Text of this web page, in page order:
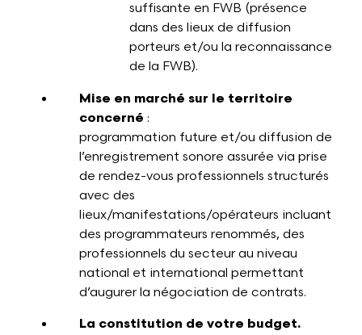
suffisante en FWB (présence
dans des lieux de diffusion
porteurs et/ou la reconnaissance
de la FWB).
Mise en marché sur le territoire
concerné :
programmation future et/ou diffusion de
l’enregistrement sonore assurée via prise
de rendez-vous professionnels structurés
avec des
lieux/manifestations/opérateurs incluant
des programmateurs renommés, des
professionnels du secteur au niveau
national et international permettant
d’augurer la négociation de contrats.
La constitution de votre budget.